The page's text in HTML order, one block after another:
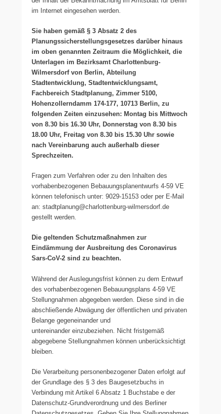
im Internet eingesehen werden.
Sie haben gemäß § 3 Absatz 2 des
Planungssicherstellungsgesetzes darüber hinaus
im oben genannten Zeitraum die Möglichkeit, die
Unterlagen im Bezirksamt Charlottenburg-
Wilmersdorf von Berlin, Abteilung
Stadtentwicklung, Stadtentwicklungsamt,
Fachbereich Stadtplanung, Zimmer 5100,
Hohenzollerndamm 174-177, 10713 Berlin, zu
folgenden Zeiten einzusehen: Montag bis Mittwoch
von 8.30 bis 16.30 Uhr, Donnerstag von 8.30 bis
18.00 Uhr, Freitag von 8.30 bis 15.30 Uhr sowie
nach Vereinbarung auch außerhalb dieser
Sprechzeiten.
Fragen zum Verfahren oder zu den Inhalten des
vorhabenbezogenen Bebauungsplanentwurfs 4-59 VE
können telefonisch unter: 9029-15153 oder per E-Mail
an: stadtplanung@charlottenburg-wilmersdorf.de
gestellt werden.
Die geltenden Schutzmaßnahmen zur
Eindämmung der Ausbreitung des Coronavirus
Sars-CoV-2 sind zu beachten.
Während der Auslegungsfrist können zu dem Entwurf
des vorhabenbezogenen Bebauungsplans 4-59 VE
Stellungnahmen abgegeben werden. Diese sind in die
abschließende Abwägung der öffentlichen und privaten
Belange gegeneinander und
untereinander einzubeziehen. Nicht fristgemäß
abgegebene Stellungnahmen können unberücksichtigt
bleiben.
Die Verarbeitung personenbezogener Daten erfolgt auf
der Grundlage des § 3 des Baugesetzbuchs in
Verbindung mit Artikel 6 Absatz 1 Buchstabe e der
Datenschutz-Grundverordnung und des Berliner